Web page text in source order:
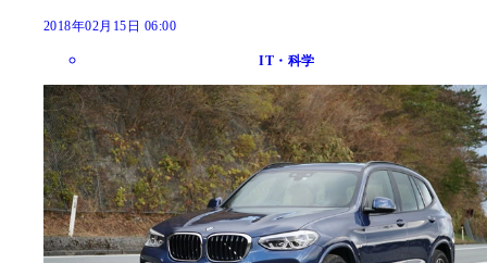
2018年02月15日 06:00
IT・科学